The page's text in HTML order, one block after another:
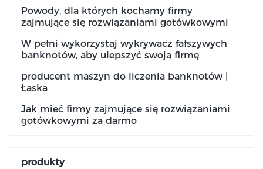
Powody, dla których kochamy firmy
zajmujące się rozwiązaniami gotówkowymi
W pełni wykorzystaj wykrywacz fałszywych
banknotów, aby ulepszyć swoją firmę
producent maszyn do liczenia banknotów |
Łaska
Jak mieć firmy zajmujące się rozwiązaniami
gotówkowymi za darmo
produkty